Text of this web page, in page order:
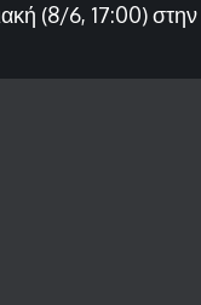
(8/6, 17:00)